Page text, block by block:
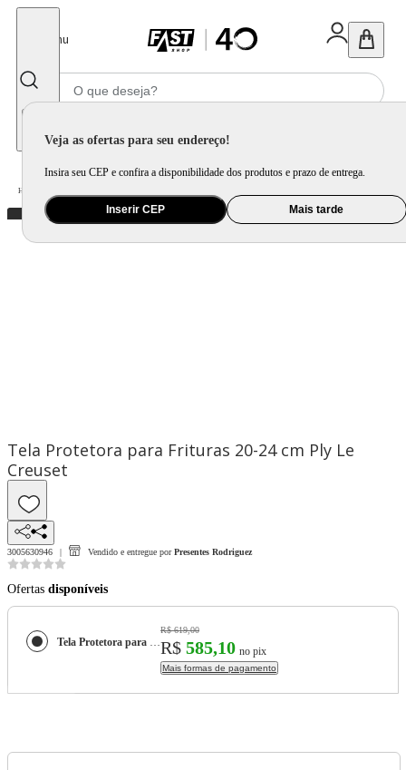
Menu
Veja as ofertas para seu endereço!
Insira seu CEP e confira a disponibilidade dos produtos e prazo de entrega.
Inserir CEP Mais tarde
Home
Tela Protetora para Frituras 20-24 cm Ply Le
Creuset
3005630946 Vendido e entregue por Presentes Rodriguez
Ofertas disponíveis
Tela Protetora para Frituras 20-24 cm Ply Le Creuset
R$ 619,00
R$ 585,10 no pix
Mais formas de pagamento